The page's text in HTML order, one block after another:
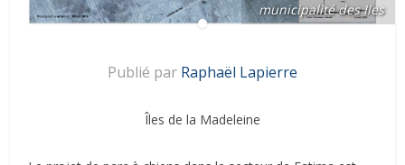
municipalité des Iles
Publié par Raphaël Lapierre
Îles de la Madeleine